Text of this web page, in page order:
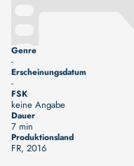
Genre
-
Erscheinungsdatum
-
FSK
keine Angabe
Dauer
7 min
Produktionsland
FR, 2016